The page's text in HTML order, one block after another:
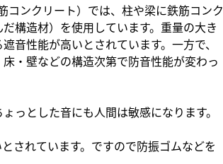
ンクリート）では、柱や梁に鉄筋コンク
構造材）を使用しています。重量の大き
音性能が高いとされています。一方で、
・壁などの構造次第で防音性能が変わっ
っとした音にも人間は敏感になります。
されています。ですので防振ゴムなどを